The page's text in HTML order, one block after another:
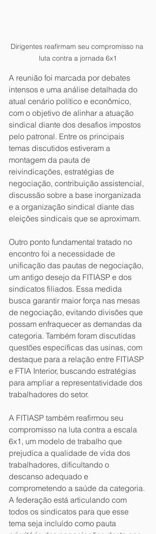
Dirigentes reafirmam seu compromisso na
luta contra a jornada 6x1
A reunião foi marcada por debates
intensos e uma análise detalhada do
atual cenário político e econômico,
com o objetivo de alinhar a atuação
sindical diante dos desafios impostos
pelo patronal. Entre os principais
temas discutidos estiveram a
montagem da pauta de
reivindicações, estratégias de
negociação, contribuição assistencial,
discussão sobre a base inorganizada
e a organização sindical diante das
eleições sindicais que se aproximam.
Outro ponto fundamental tratado no
encontro foi a necessidade de
unificação das pautas de negociação,
um antigo desejo da FITIASP e dos
sindicatos filiados. Essa medida
busca garantir maior força nas mesas
de negociação, evitando divisões que
possam enfraquecer as demandas da
categoria. Também foram discutidas
questões específicas das usinas, com
destaque para a relação entre FITIASP
e FTIA Interior, buscando estratégias
para ampliar a representatividade dos
trabalhadores do setor.
A FITIASP também reafirmou seu
compromisso na luta contra a escala
6x1, um modelo de trabalho que
prejudica a qualidade de vida dos
trabalhadores, dificultando o
descanso adequado e
comprometendo a saúde da categoria.
A federação está articulando com
todos os sindicatos para que esse
tema seja incluído como pauta